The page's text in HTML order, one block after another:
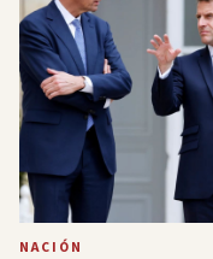
NACIÓN